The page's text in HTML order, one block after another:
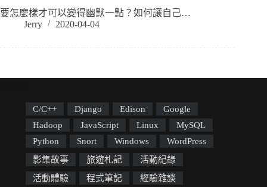
要怎麼樣才可以變得幽默一點？如何讓自己…
Jerry
2020-04-04
C/C++ Django Edison
Google
Hadoop
JavaScript Linux
MySQL
Python
Snort Windows
WordPress
影集故事
旅遊札記
活動紀錄
活動體驗
程式筆記
經驗雜談